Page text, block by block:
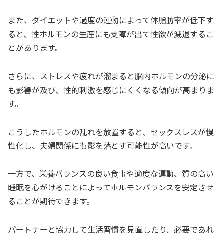
また、ダイエットや過度の運動によって体脂肪率が低下す
ると、性ホルモンの生産にも支障が出て性欲が減退するこ
とがあります。
さらに、ストレスや疲れが溜まると脳内ホルモンの分泌に
も影響が及び、性的刺激を感じにくくなる傾向が高まりま
す。
こうしたホルモンの乱れを放置すると、セックスレスが慢
性化し、夫婦関係にも影を落とす可能性が高いです。
一方で、栄養バランスの良い食事や適度な運動、質の高い
睡眠を心がけることによってホルモンバランスを安定させ
ることが期待できます。
パートナーと協力して生活習慣を見直したり、必要であれ